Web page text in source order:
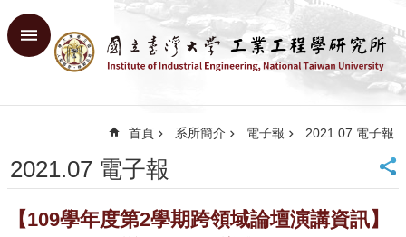
跳到主要內容區塊
進
首
頁
大
首頁 系所簡介 電子報 2021.07 電子報
2021.07 電子報
【109學年度第2學期跨領域論壇演講資訊】